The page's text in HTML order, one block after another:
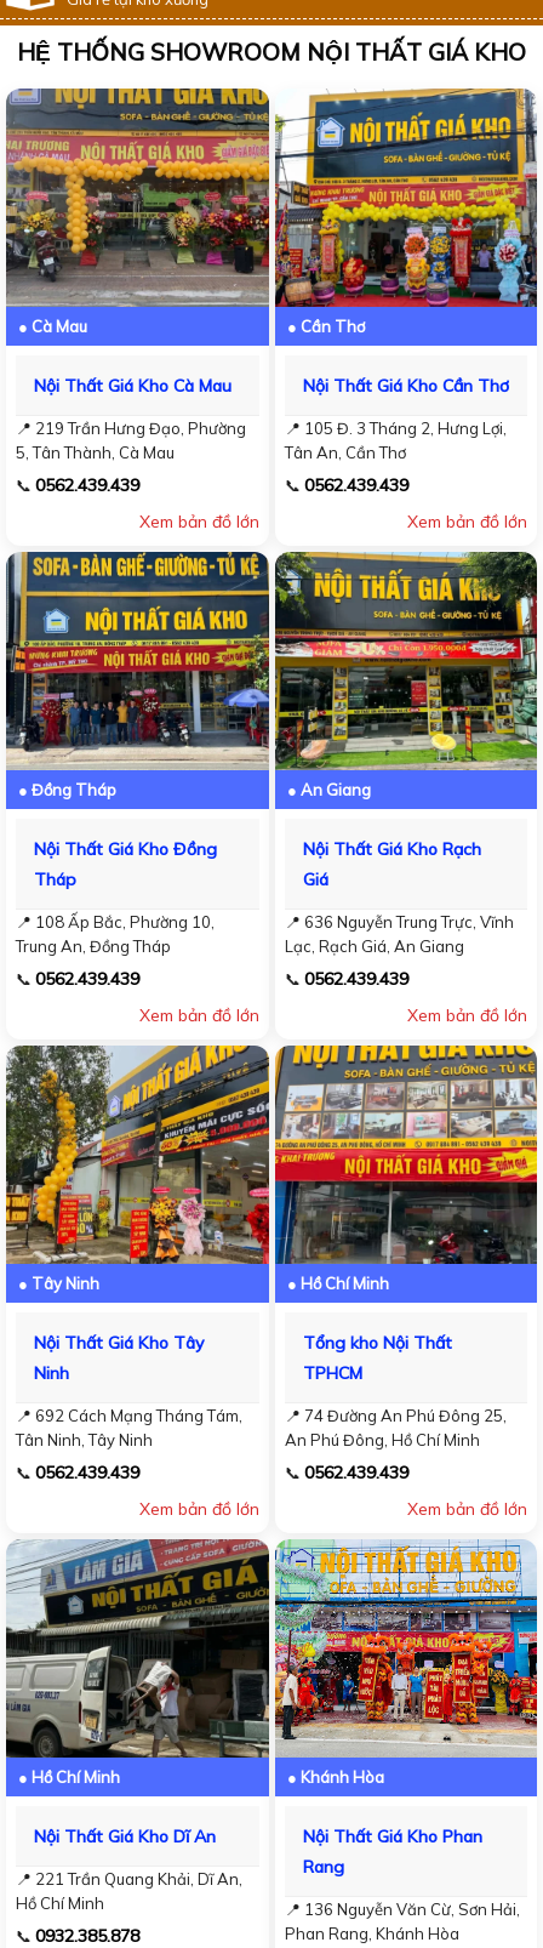
HỆ THỐNG SHOWROOM NỘI THẤT GIÁ KHO
● Cà Mau
Nội Thất Giá Kho Cà Mau
📍 219 Trần Hưng Đạo, Phường
5, Tân Thành, Cà Mau
📞 0562.439.439
Xem bản đồ lớn
● Cần Thơ
Nội Thất Giá Kho Cần Thơ
📍 105 Đ. 3 Tháng 2, Hưng Lợi,
Tân An, Cần Thơ
📞 0562.439.439
Xem bản đồ lớn
● Đồng Tháp
Nội Thất Giá Kho Đồng
Tháp
📍 108 Ấp Bắc, Phường 10,
Trung An, Đồng Tháp
📞 0562.439.439
Xem bản đồ lớn
● An Giang
Nội Thất Giá Kho Rạch
Giá
📍 636 Nguyễn Trung Trực, Vĩnh
Lạc, Rạch Giá, An Giang
📞 0562.439.439
Xem bản đồ lớn
● Tây Ninh
Nội Thất Giá Kho Tây
Ninh
📍 692 Cách Mạng Tháng Tám,
Tân Ninh, Tây Ninh
📞 0562.439.439
Xem bản đồ lớn
● Hồ Chí Minh
Tổng kho Nội Thất
TPHCM
📍 74 Đường An Phú Đông 25,
An Phú Đông, Hồ Chí Minh
📞 0562.439.439
Xem bản đồ lớn
● Hồ Chí Minh
Nội Thất Giá Kho Dĩ An
📍 221 Trần Quang Khải, Dĩ An,
Hồ Chí Minh
📞 0932.385.878
● Khánh Hòa
Nội Thất Giá Kho Phan
Rang
📍 136 Nguyễn Văn Cừ, Sơn Hải,
Phan Rang, Khánh Hòa